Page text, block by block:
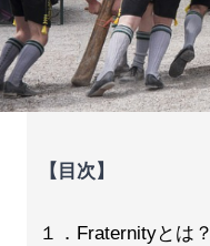
【目次】
１．Fraternityとは？